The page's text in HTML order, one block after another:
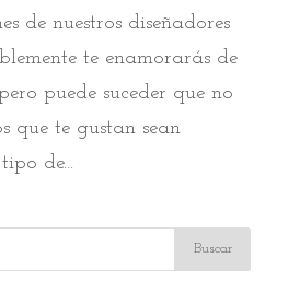
de nuestros diseñadores
te enamorarás de
puede suceder que no
que te gustan sean
de...